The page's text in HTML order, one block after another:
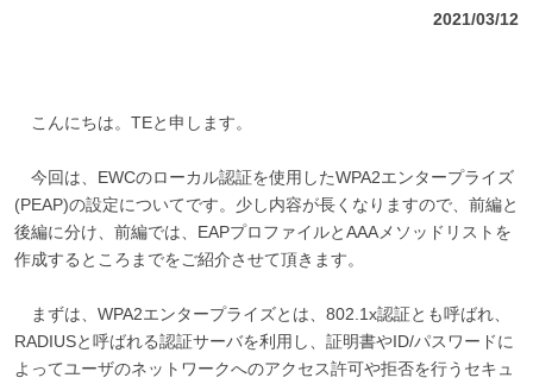
2021/03/12
こんにちは。TEと申します。
今回は、EWCのローカル認証を使用したWPA2エンタープライズ
(PEAP)の設定についてです。少し内容が長くなりますので、前編と
後編に分け、前編では、EAPプロファイルとAAAメソッドリストを
作成するところまでをご紹介させて頂きます。
まずは、WPA2エンタープライズとは、802.1x認証とも呼ばれ、
RADIUSと呼ばれる認証サーバを利用し、証明書やID/パスワードに
よってユーザのネットワークへのアクセス許可や拒否を行うセキュ